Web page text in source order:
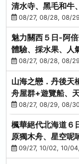
清水寺、黑毛和牛
08/27, 08/28, 08/
魅力關西５日-阿
體驗、採水果、人
輪、水上巴士
08/27, 08/28, 08/
山海之戀．丹後天
舟屋群+遊覽船、
市場08/27, 08/29, 08/
楓華絕代北海道６
原獨木舟、星空呢
纜車、旭山動物園
09/27, 10/02, 10/